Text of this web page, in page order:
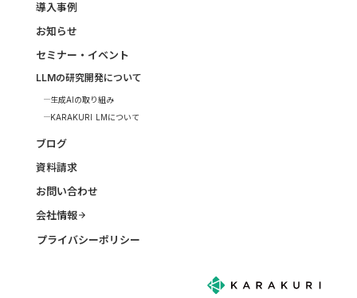
導入事例
お知らせ
セミナー・イベント
LLMの研究開発について
生成AIの取り組み
KARAKURI LMについて
ブログ
資料請求
お問い合わせ
会社情報arrow_forward
プライバシーポリシー